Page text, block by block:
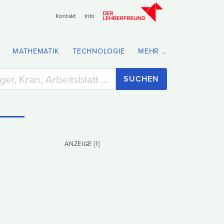
Kontakt Info
MATHEMATIK TECHNOLOGIE MEHR ...
SUCHEN
ANZEIGE [1]